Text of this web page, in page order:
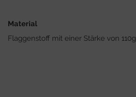
Material
Flaggenstoff mit einer Stärke von 110g